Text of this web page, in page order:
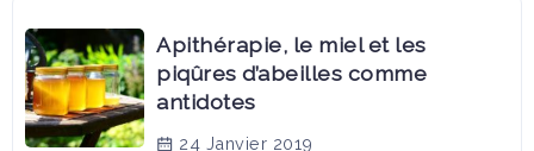
Apithérapie, le miel et les
piqûres d’abeilles comme
antidotes
24 Janvier 2019